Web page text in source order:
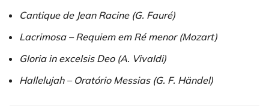
Cantique de Jean Racine (G. Fauré)
Lacrimosa – Requiem em Ré menor (Mozart)
Gloria in excelsis Deo (A. Vivaldi)
Hallelujah – Oratório Messias (G. F. Händel)